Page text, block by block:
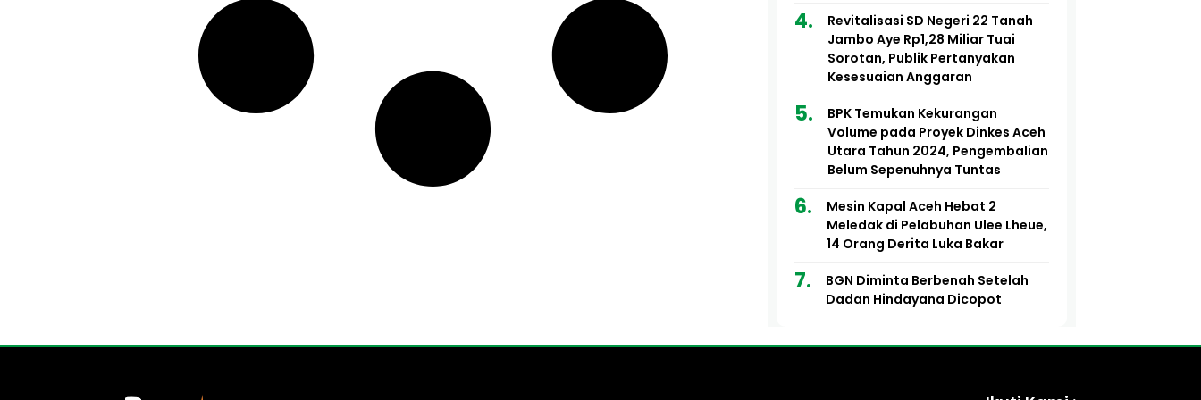
Revitalisasi SD Negeri 22 Tanah
Jambo Aye Rp1,28 Miliar Tuai
Sorotan, Publik Pertanyakan
Kesesuaian Anggaran
BPK Temukan Kekurangan
Volume pada Proyek Dinkes Aceh
Utara Tahun 2024, Pengembalian
Belum Sepenuhnya Tuntas
Mesin Kapal Aceh Hebat 2
Meledak di Pelabuhan Ulee Lheue,
14 Orang Derita Luka Bakar
BGN Diminta Berbenah Setelah
Dadan Hindayana Dicopot